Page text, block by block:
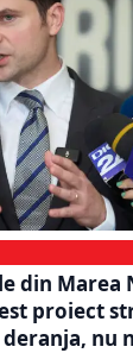
din Marea
proiect
nu